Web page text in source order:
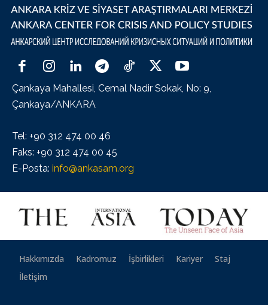
Çankaya Mahallesi, Cemal Nadir Sokak, No: 9,
Çankaya/ANKARA
Tel: +90 312 474 00 46
Faks: +90 312 474 00 45
E-Posta: info@ankasam.org
Hakkımızda Kadromuz İşbirlikleri Kariyer
Staj
İletişim